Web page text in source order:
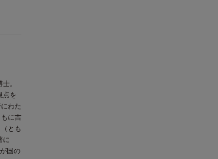
。
点を
わた
に吉
とも
に
国の